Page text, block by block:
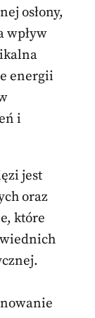
osłony,
wpływ
energii
i
jest
oraz
które